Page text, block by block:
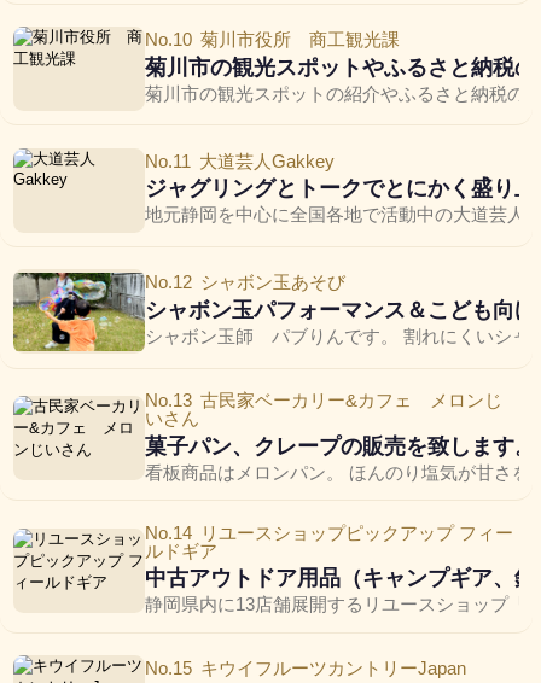
No.10 菊川市役所 商工観光課
菊川市の観光スポットやふるさと納税
菊川市の観光スポットの紹介やふるさと納税の
No.11 大道芸人Gakkey
ジャグリングとトークでとにかく盛り
地元静岡を中心に全国各地で活動中の大道芸人
No.12 シャボン玉あそび
シャボン玉パフォーマンス＆こども向
シャボン玉師 パブりんです。 割れにくいシャ
No.13 古民家ベーカリー&カフェ メロンじ
いさん
菓子パン、クレープの販売を致します。
看板商品はメロンパン。 ほんのり塩気が甘さ
No.14 リユースショップピックアップ フィー
ルドギア
中古アウトドア用品（キャンプギア、
静岡県内に13店舗展開するリユースショップ「
No.15 キウイフルーツカントリーJapan